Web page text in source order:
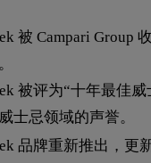
被 Campari Group
被评为“十年最佳威
士忌领域的声誉。
品牌重新推出，更